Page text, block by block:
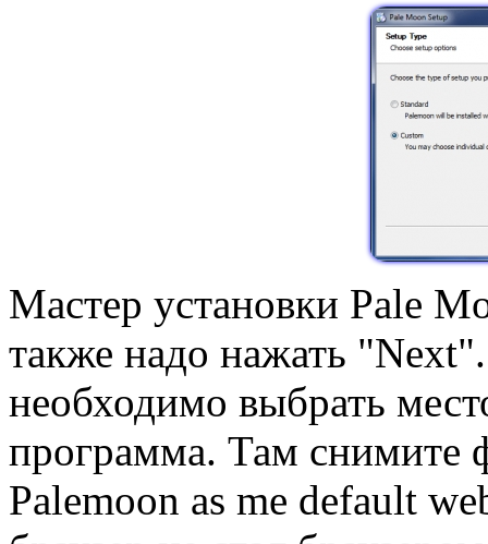
Мастер установки Pale
также надо нажать
необходимо выбрать
программа. Там снимите
Palemoon as me default